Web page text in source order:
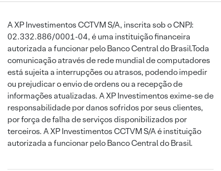
A XP Investimentos CCTVM S/A, inscrita sob o CNPJ:
02.332.886/0001-04, é uma instituição financeira
autorizada a funcionar pelo Banco Central do Brasil.Toda
comunicação através de rede mundial de computadores
está sujeita a interrupções ou atrasos, podendo impedir
ou prejudicar o envio de ordens ou a recepção de
informações atualizadas. A XP Investimentos exime-se de
responsabilidade por danos sofridos por seus clientes,
por força de falha de serviços disponibilizados por
terceiros. A XP Investimentos CCTVM S/A é instituição
autorizada a funcionar pelo Banco Central do Brasil.